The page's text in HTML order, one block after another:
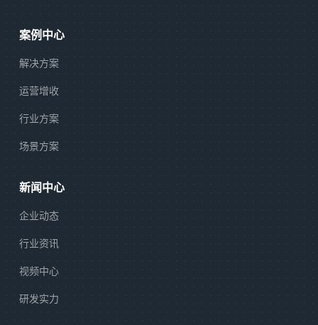
案例中心
解决方案
运营增收
行业方案
场景方案
新闻中心
企业动态
行业资讯
视频中心
研发实力